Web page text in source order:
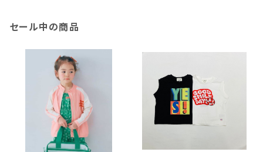
セール中の商品